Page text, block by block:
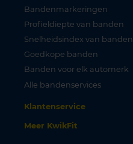
Bandenmarkeringen
Profieldiepte van banden
Snelheidsindex van banden
Goedkope banden
Banden voor elk automerk
Alle bandenservices
Klantenservice
Meer KwikFit